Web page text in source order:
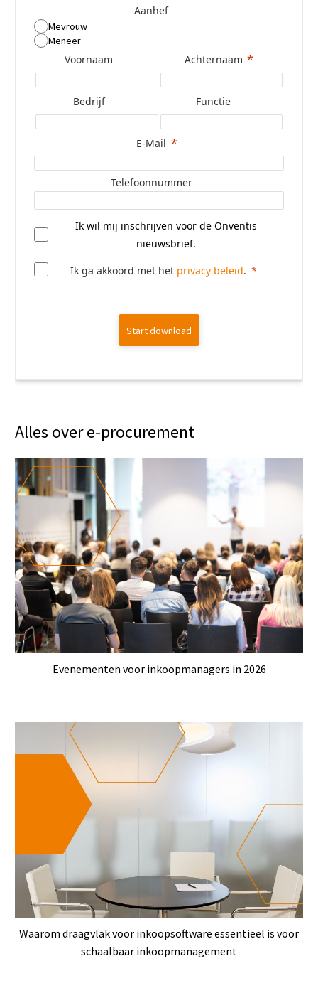
Aanhef
Mevrouw
Meneer
Voornaam Achternaam
Bedrijf Functie
E-Mail
Telefoonnummer
Ik wil mij inschrijven voor de Onventis
nieuwsbrief.
Ik ga akkoord met het privacy beleid.
Start download
Alles over e-procurement
Evenementen voor inkoopmanagers in 2026
Waarom draagvlak voor inkoopsoftware essentieel is voor
schaalbaar inkoopmanagement